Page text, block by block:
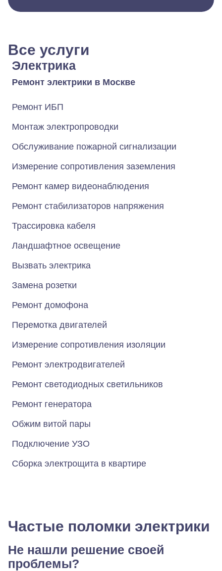
Все услуги
Электрика
Ремонт электрики в Москве
Ремонт ИБП
Монтаж электропроводки
Обслуживание пожарной сигнализации
Измерение сопротивления заземления
Ремонт камер видеонаблюдения
Ремонт стабилизаторов напряжения
Трассировка кабеля
Ландшафтное освещение
Вызвать электрика
Замена розетки
Ремонт домофона
Перемотка двигателей
Измерение сопротивления изоляции
Ремонт электродвигателей
Ремонт светодиодных светильников
Ремонт генератора
Обжим витой пары
Подключение УЗО
Сборка электрощита в квартире
Частые поломки электрики
Не нашли решение своей
проблемы?